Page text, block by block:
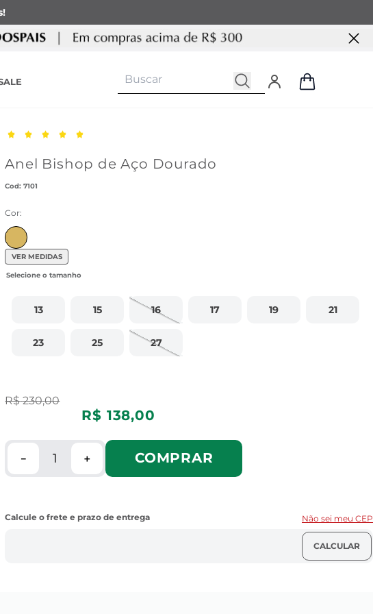
Anel Bishop de Aço Dourado
:7101
Cor:
VER MEDIDAS
13 15 16 17 19 21
23 25 27
R$ 230,00
R$ 138,00
＋
－ COMPRAR
Não sei meu CEP